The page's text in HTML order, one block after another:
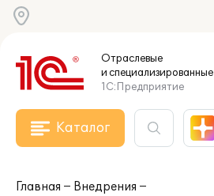
Отраслевые
и специализированные
1С:Предприятие
Каталог
Главная
Внедрения